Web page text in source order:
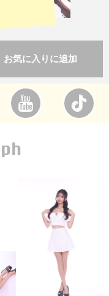
お気に入りに追加